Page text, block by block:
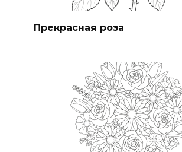
Прекрасная роза